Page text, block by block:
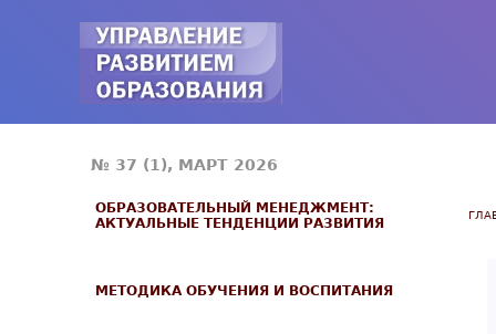
№ 37 (1), МАРТ 2026
ОБРАЗОВАТЕЛЬНЫЙ МЕНЕДЖМЕНТ:
АКТУАЛЬНЫЕ ТЕНДЕНЦИИ РАЗВИТИЯ
МЕТОДИКА ОБУЧЕНИЯ И ВОСПИТАНИЯ